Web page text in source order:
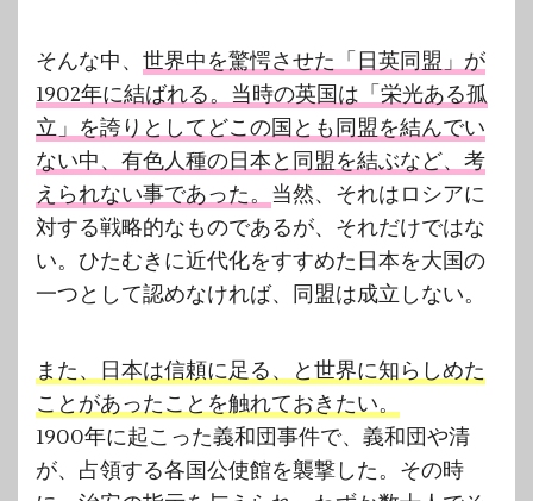
そんな中、 世界中を驚愕させた「日英同盟」が
1902年に結ばれる。当時の英国は「栄光ある孤
立」を誇りとしてどこの国とも同盟を結んでい
ない中、有色人種の日本と同盟を結ぶなど、考
えられない事であった。 当然、それはロシアに
対する戦略的なものであるが、それだけではな
い。ひたむきに近代化をすすめた日本を大国の
一つとして認めなければ、同盟は成立しない。
また、日本は信頼に足る、と世界に知らしめた
ことがあったことを触れておきたい。
1900年に起こった義和団事件で、義和団や清
が、占領する各国公使館を襲撃した。その時